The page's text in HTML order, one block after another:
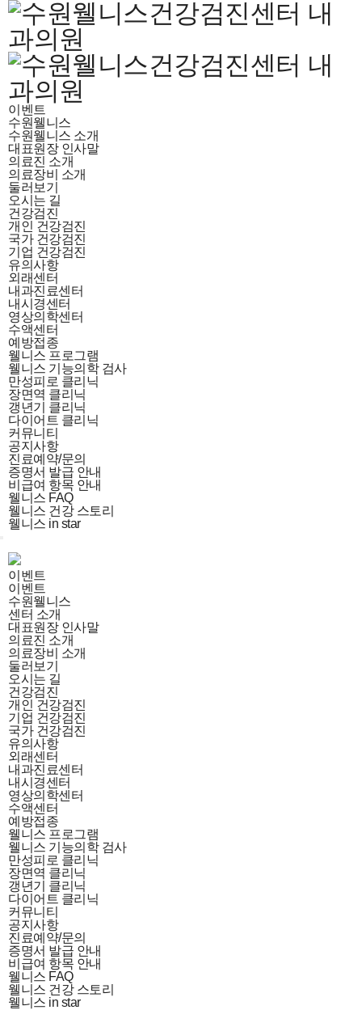
이벤트
수원웰니스
수원웰니스 소개
대표원장 인사말
의료진 소개
의료장비 소개
둘러보기
오시는 길
건강검진
개인 건강검진
국가 건강검진
기업 건강검진
유의사항
외래센터
내과진료센터
내시경센터
영상의학센터
수액센터
예방접종
웰니스 프로그램
웰니스 기능의학 검사
만성피로 클리닉
장면역 클리닉
갱년기 클리닉
다이어트 클리닉
커뮤니티
공지사항
진료예약/문의
증명서 발급 안내
비급여 항목 안내
웰니스 FAQ
웰니스 건강 스토리
웰니스 in star
이벤트
이벤트
수원웰니스
센터 소개
대표원장 인사말
의료진 소개
의료장비 소개
둘러보기
오시는 길
건강검진
개인 건강검진
기업 건강검진
국가 건강검진
유의사항
외래센터
내과진료센터
내시경센터
영상의학센터
수액센터
예방접종
웰니스 프로그램
웰니스 기능의학 검사
만성피로 클리닉
장면역 클리닉
갱년기 클리닉
다이어트 클리닉
커뮤니티
공지사항
진료예약/문의
증명서 발급 안내
비급여 항목 안내
웰니스 FAQ
웰니스 건강 스토리
웰니스 in star